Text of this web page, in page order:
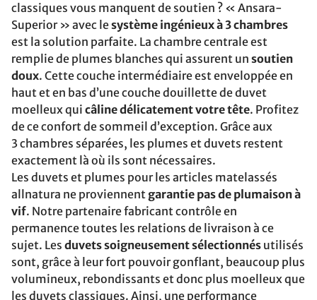
classiques vous manquent de soutien ? « Ansara-
Superior » avec lesystème ingénieux à 3 chambres
est la solution parfaite. La chambre centrale est
remplie de plumes blanches qui assurent un soutien
doux. Cette couche intermédiaire est enveloppée en
haut et en bas d’une couche douillette de duvet
moelleux qui câline délicatement votre tête. Profitez
de ce confort de sommeil d’exception. Grâce aux
3 chambres séparées, les plumes et duvets restent
exactement là où ils sont nécessaires.
Les duvets et plumes pour les articles matelassés
allnatura ne proviennent garantie pas de plumaison à
vif. Notre partenaire fabricant contrôle en
permanence toutes les relations de livraison à ce
sujet. Les duvets soigneusement sélectionnés utilisés
sont, grâce à leur fort pouvoir gonflant, beaucoup plus
volumineux, rebondissants et donc plus moelleux que
les duvets classiques. Ainsi, une performance